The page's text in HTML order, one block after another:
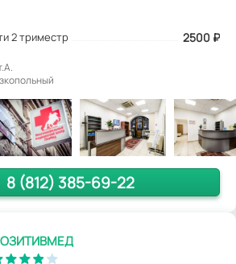
2 триместр 2500 ₽
8 (812) 385-69-22